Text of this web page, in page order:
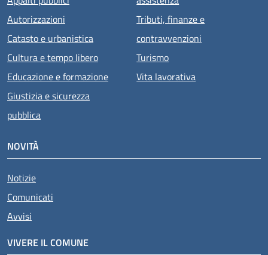
Autorizzazioni
Catasto e urbanistica
Cultura e tempo libero
Educazione e formazione
Giustizia e sicurezza
pubblica
Tributi, finanze e
contravvenzioni
Turismo
Vita lavorativa
NOVITÀ
Notizie
Comunicati
Avvisi
VIVERE IL COMUNE